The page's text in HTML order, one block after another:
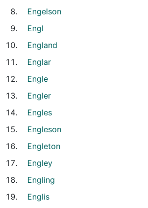
Engelson
Engl
England
Englar
Engle
Engler
Engles
Engleson
Engleton
Engley
Engling
Englis